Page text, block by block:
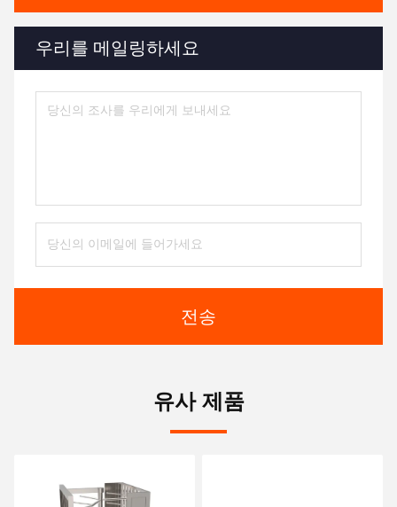
우리를 메일링하세요
전송
유사 제품